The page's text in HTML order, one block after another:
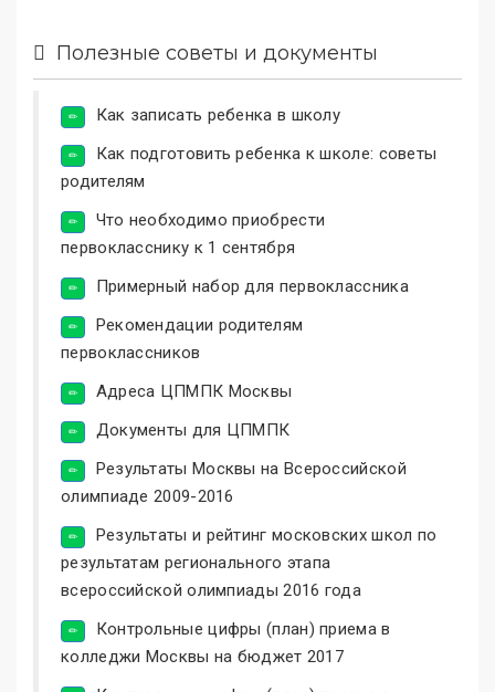
Полезные советы и документы
Как записать ребенка в школу
Как подготовить ребенка к школе: советы
родителям
Что необходимо приобрести
первокласснику к 1 сентября
Примерный набор для первоклассника
Рекомендации родителям
первоклассников
Адреса ЦПМПК Москвы
Документы для ЦПМПК
Результаты Москвы на Всероссийской
олимпиаде 2009-2016
Результаты и рейтинг московских школ по
результатам регионального этапа
всероссийской олимпиады 2016 года
Контрольные цифры (план) приема в
колледжи Москвы на бюджет 2017